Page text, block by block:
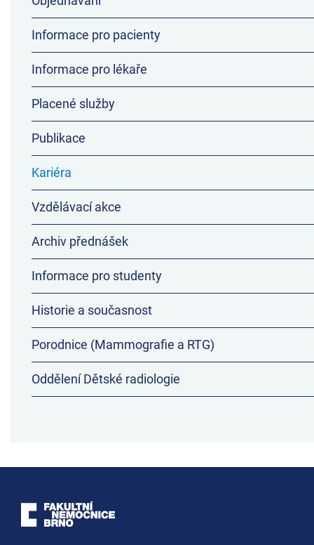
Informace pro pacienty
Informace pro lékaře
Placené služby
Publikace
Kariéra
Vzdělávací akce
Archiv přednášek
Informace pro studenty
Historie a současnost
Porodnice (Mammografie a RTG)
Oddělení Dětské radiologie